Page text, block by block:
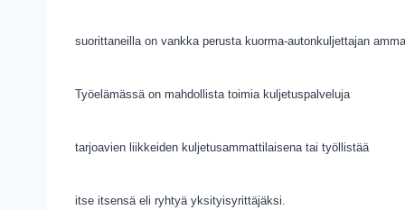
suorittaneilla on vankka perusta kuorma-autonkuljettajan
Työelämässä on mahdollista toimia kuljetuspalveluja
tarjoavien liikkeiden kuljetusammattilaisena tai työllistää
itse itsensä eli ryhtyä yksityisyrittäjäksi.